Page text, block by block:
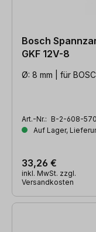
Bosch
GKF 12V-8
Ø: 8 mm | für
Art.-Nr.: B-2-608-
Auf Lager,
33,26 €
inkl. MwSt. zzgl.
Versandkosten